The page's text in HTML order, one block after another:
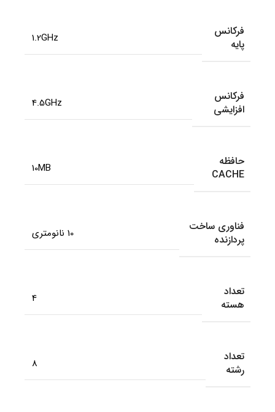
فرکانس
پایه
1.2GHz
فرکانس
افزایشی
4.5GHz
حافظه
CACHE
10MB
فناوری ساخت
پردازنده
10 نانومتری
تعداد
هسته
4
تعداد
رشته
8